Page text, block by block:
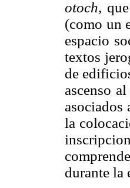
otoch,
(como un
espacio
textos
de
ascenso
asociados
la
durante la